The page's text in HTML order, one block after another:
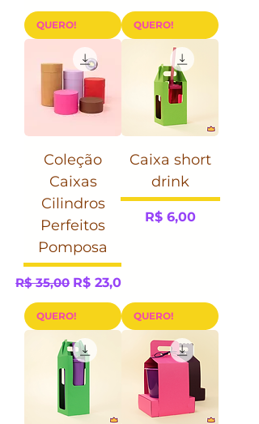
QUERO! QUERO!
Coleção
Caixas
Cilindros
Perfeitos
Pomposa
Preço normal
R$ 35,00 Preço promocional
R$ 23,00
QUERO!
Caixa short
drink
Preço
R$ 6,00
QUERO!